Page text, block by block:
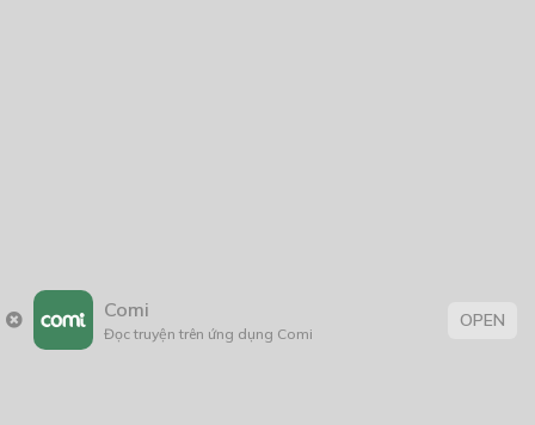
Comi
Đọc truyện trên ứng dụng Comi
OPEN